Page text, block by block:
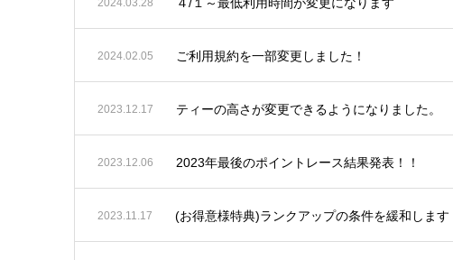
2024.02.05 ご利用規約を一部変更しました！
2023.12.17 ティーの高さが変更できるようになりました。
2023.12.06 2023年最後のポイントレース結果発表！！
2023.11.17 (お得意様特典)ランクアップの条件を緩和します